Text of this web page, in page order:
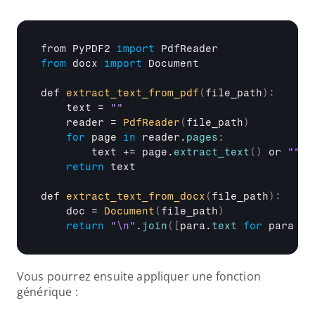
from PyPDF2 import
PdfReader
from docx import Document
def extract_text_from_pdf ( file_path) :
text =
""
reader = PdfReader ( file_path)
for
page in reader . pages :
text += page . extract_text ( ) or
""
return
text
def extract_text_from_docx ( file_path) :
doc = Document ( file_path)
return
"\n" . join ( para . text for para
Vous pourrez ensuite appliquer une fonction
générique :